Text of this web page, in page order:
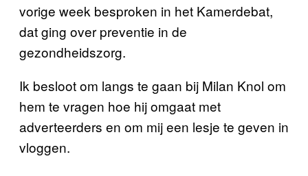
vorige week besproken in het Kamerdebat,
dat ging over preventie in de
gezondheidszorg.
Ik besloot om langs te gaan bij Milan Knol om
hem te vragen hoe hij omgaat met
adverteerders en om mij een lesje te geven in
vloggen.